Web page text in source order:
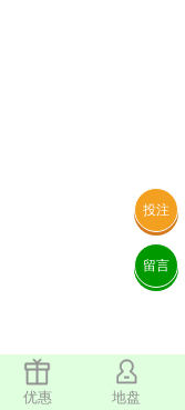
优惠 地盘
投注
留言